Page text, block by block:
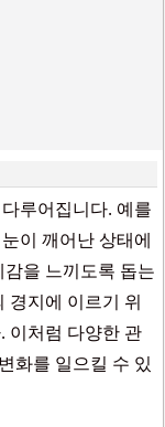
루어집니다. 예를
이 깨어난 상태에
을 느끼도록 돕는
경지에 이르기 위
이처럼 다양한 관
화를 일으킬 수 있